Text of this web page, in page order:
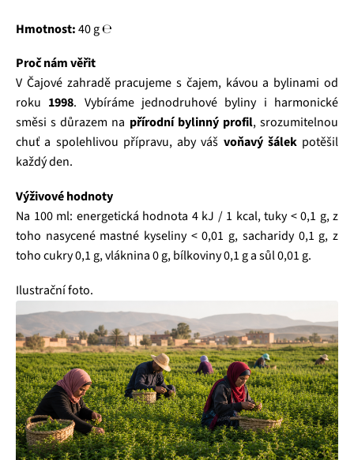
Hmotnost:40 g ℮
Proč nám věřit
V Čajové zahradě pracujeme s čajem, kávou a bylinami od
roku 1998. Vybíráme jednodruhové byliny i harmonické
směsi s důrazem na přírodní bylinný profil, srozumitelnou
chuť a spolehlivou přípravu, aby váš voňavý šálekpotěšil
každý den.
Výživové hodnoty
Na 100 ml: energetická hodnota 4 kJ / 1 kcal, tuky < 0,1 g, z
toho nasycené mastné kyseliny < 0,01 g, sacharidy 0,1 g, z
toho cukry 0,1 g, vláknina 0 g, bílkoviny 0,1 g a sůl 0,01 g.
Ilustrační foto.